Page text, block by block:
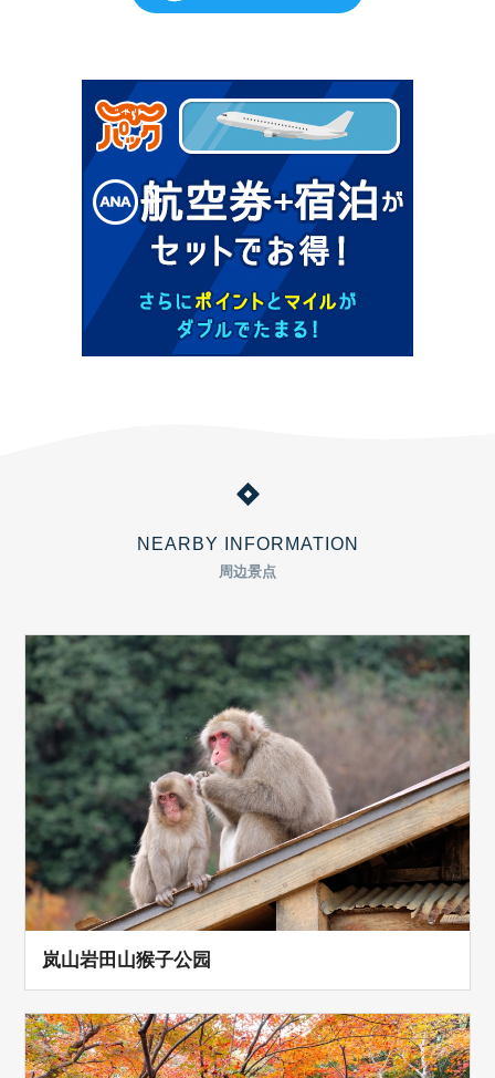
NEARBY INFORMATION
周边景点
岚山岩田山猴子公园